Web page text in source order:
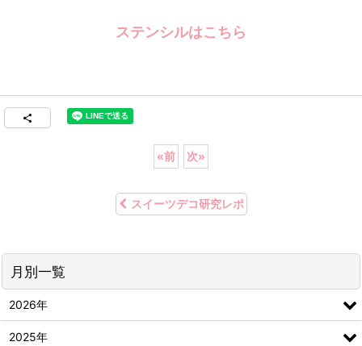
ステンシルはこちら
«前 次»
スイーツデコ研究レポ
月別一覧
2026年
2025年